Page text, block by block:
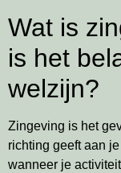
Wat is
is het
welzijn?
Zingeving is het
richting geeft aan
wanneer je